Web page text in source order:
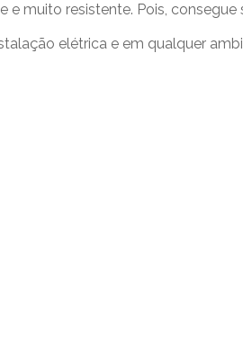
muito resistente. Pois,
elétrica e em qualquer